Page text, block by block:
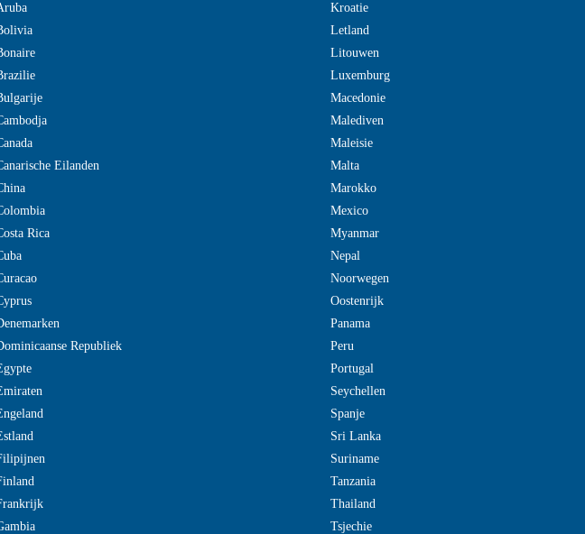
Eilanden
Rica
Republiek
Kroatie
Letland
Litouwen
Luxemburg
Macedonie
Malediven
Maleisie
Malta
Marokko
Mexico
Myanmar
Nepal
Noorwegen
Oostenrijk
Panama
Peru
Portugal
Seychellen
Spanje
Sri Lanka
Suriname
Tanzania
Thailand
Tsjechie